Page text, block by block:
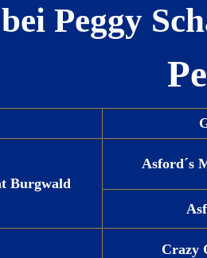
Peggy
Burgwald
Asford´s
Crazy